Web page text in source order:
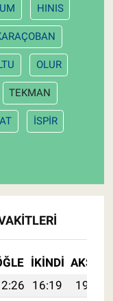
HINIS
OLUR
TEKMAN
İSPİR
İKINDI AKŞAM
16:19
19:41